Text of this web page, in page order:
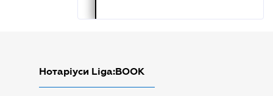
Нотаріуси Liga:BOOK